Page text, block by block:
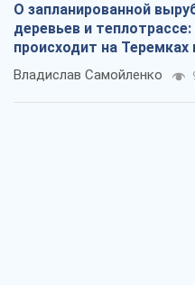
О запланированной
деревьев и теплотрассе:
происходит на Теремках
Владислав Самойленко